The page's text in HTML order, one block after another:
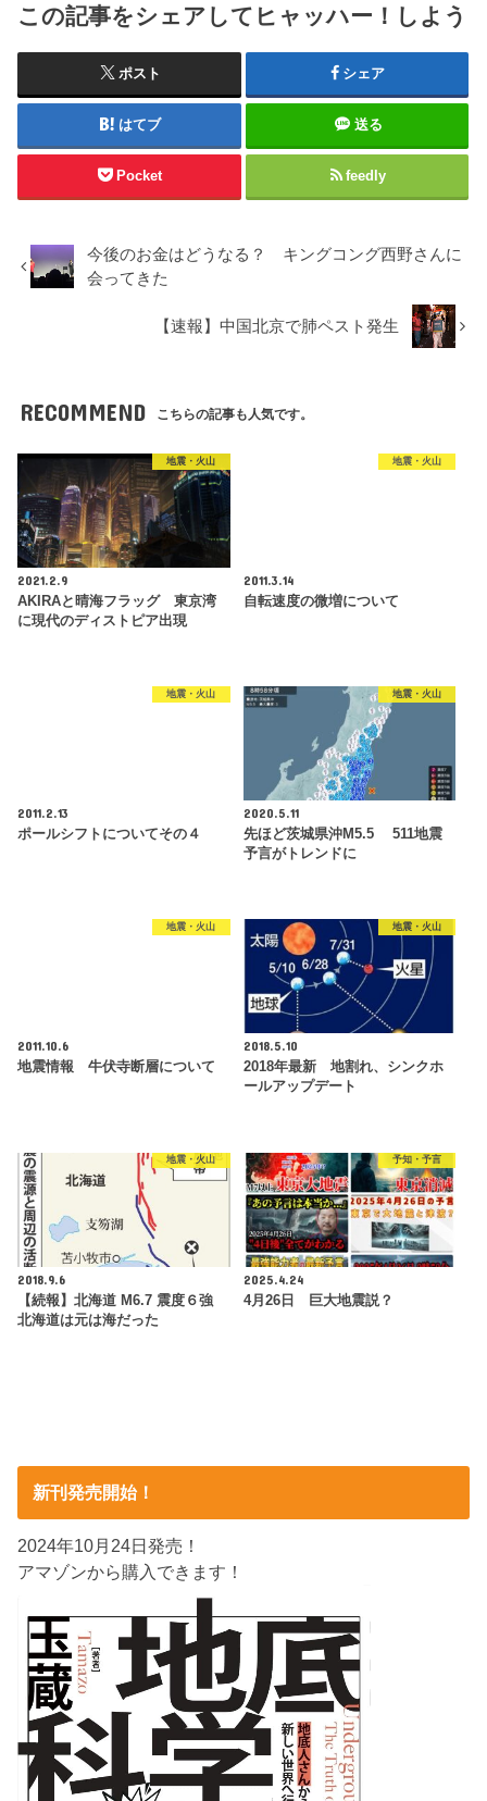
この記事をシェアしてヒャッハー！しよう
ポスト シェア
はてブ 送る
Pocket feedly
今後のお金はどうなる？ キングコング西野さんに
会ってきた
【速報】中国北京で肺ペスト発生
RECOMMEND こちらの記事も人気です。
地震・火山
2021.2.9
AKIRAと晴海フラッグ 東京湾
に現代のディストピア出現
地震・火山
2011.3.14
自転速度の微増について
地震・火山
2011.2.13
ポールシフトについてその４
地震・火山
2020.5.11
先ほど茨城県沖M5.5 511地震
予言がトレンドに
地震・火山
2011.10.6
地震情報 牛伏寺断層について
地震・火山
2018.5.10
2018年最新 地割れ、シンクホ
ールアップデート
地震・火山
2018.9.6
【続報】北海道 M6.7 震度６強
北海道は元は海だった
予知・予言
2025.4.24
4月26日 巨大地震説？
新刊発売開始！
2024年10月24日発売！
アマゾンから購入できます！